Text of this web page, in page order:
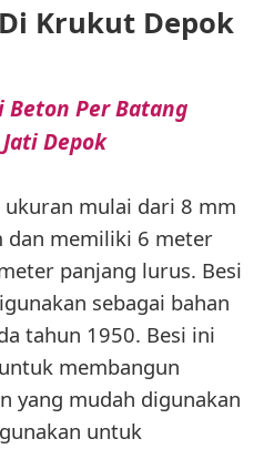
Krukut Depok
Beton Per Batang
Depok
mulai dari 8 mm
dan memiliki 6 meter
panjang lurus. Besi
sebagai bahan
tahun 1950. Besi ini
membangun
yang mudah digunakan
untuk